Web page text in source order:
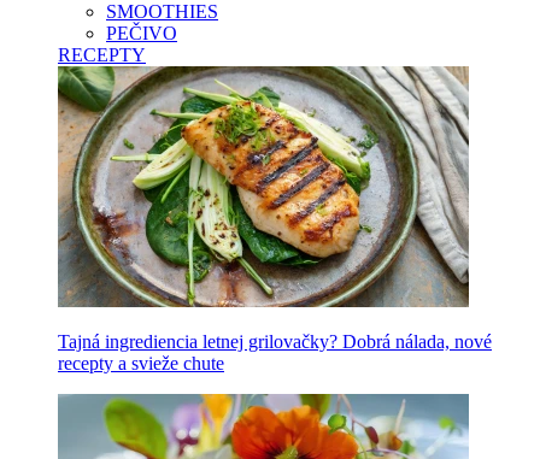
SMOOTHIES
PEČIVO
RECEPTY
Tajná ingrediencia letnej grilovačky? Dobrá nálada, nové
recepty a svieže chute